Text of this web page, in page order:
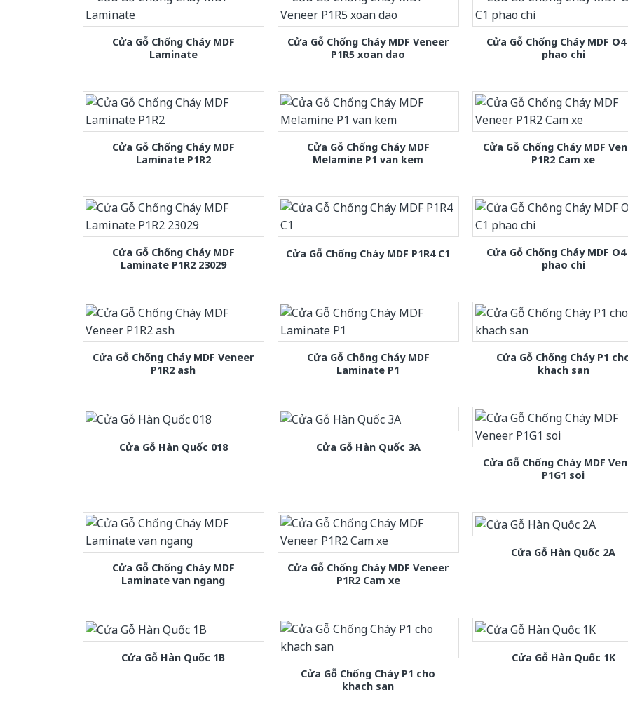
Cửa Gỗ Chống Cháy MDF
Laminate
Cửa Gỗ Chống Cháy MDF Veneer
P1R5 xoan dao
Cửa Gỗ Chống Cháy MDF O4
phao chi
Cửa Gỗ Chống Cháy MDF
Laminate P1R2
Cửa Gỗ Chống Cháy MDF
Melamine P1 van kem
Cửa Gỗ Chống Cháy MDF
P1R2 Cam xe
Cửa Gỗ Chống Cháy MDF
Laminate P1R2 23029
Cửa Gỗ Chống Cháy MDF P1R4 C1
Cửa Gỗ Chống Cháy MDF O4
phao chi
Cửa Gỗ Chống Cháy MDF Veneer
P1R2 ash
Cửa Gỗ Chống Cháy MDF
Laminate P1
Cửa Gỗ Chống Cháy P1
khach san
Cửa Gỗ Hàn Quốc 018
Cửa Gỗ Hàn Quốc 3A
Cửa Gỗ Chống Cháy MDF
P1G1 soi
Cửa Gỗ Chống Cháy MDF
Laminate van ngang
Cửa Gỗ Chống Cháy MDF Veneer
P1R2 Cam xe
Cửa Gỗ Hàn Quốc 2A
Cửa Gỗ Hàn Quốc 1B
Cửa Gỗ Chống Cháy P1 cho
khach san
Cửa Gỗ Hàn Quốc 1K